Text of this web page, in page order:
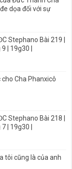
dọa đối với sự
Stephano Bài 219 |
| 19g30 |
cho Cha Phanxicô
Stephano Bài 218 |
| 19g30 |
tôi cũng là của anh